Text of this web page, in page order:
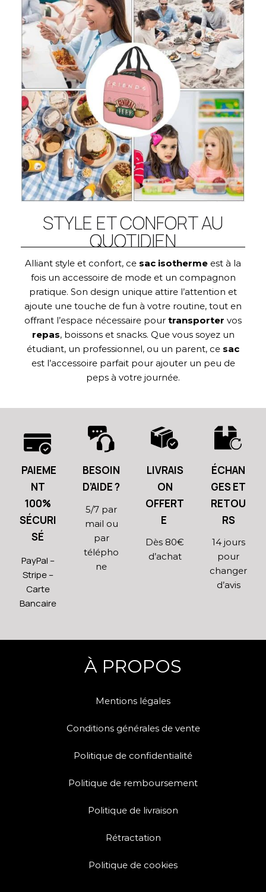
STYLE ET CONFORT AU
QUOTIDIEN
Alliant style et confort, ce sac isotherme est à la
fois un accessoire de mode et un compagnon
pratique. Son design unique attire l’attention et
ajoute une touche de fun à votre routine, tout en
offrant l’espace nécessaire pour transporter vos
repas, boissons et snacks. Que vous soyez un
étudiant, un professionnel, ou un parent, ce sac
est l’accessoire parfait pour ajouter un peu de
peps à votre journée.
PAIEME
NT
100%
SÉCURI
SÉ
PayPal –
Stripe –
Carte
Bancaire
BESOIN
D’AIDE ?
5/7 par
mail ou
par
télépho
ne
LIVRAIS
ON
OFFERT
E
Dès 80€
d’achat
ÉCHAN
GES ET
RETOU
RS
14 jours
pour
changer
d’avis
À PROPOS
Mentions légales
Conditions générales de vente
Politique de confidentialité
Politique de remboursement
Politique de livraison
Rétractation
Politique de cookies